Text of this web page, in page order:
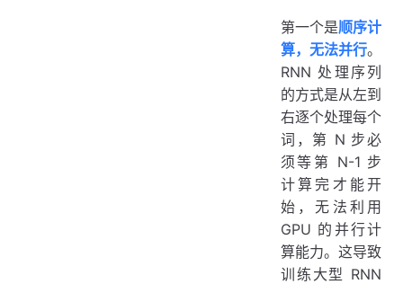
第一个是顺序计
算，无法并行。
RNN 处理序列
的方式是从左到
右逐个处理每个
词，第 N 步必
须等第 N-1 步
计算完才能开
始，无法利用
GPU 的并行计
算能力。这导致
训练大型 RNN